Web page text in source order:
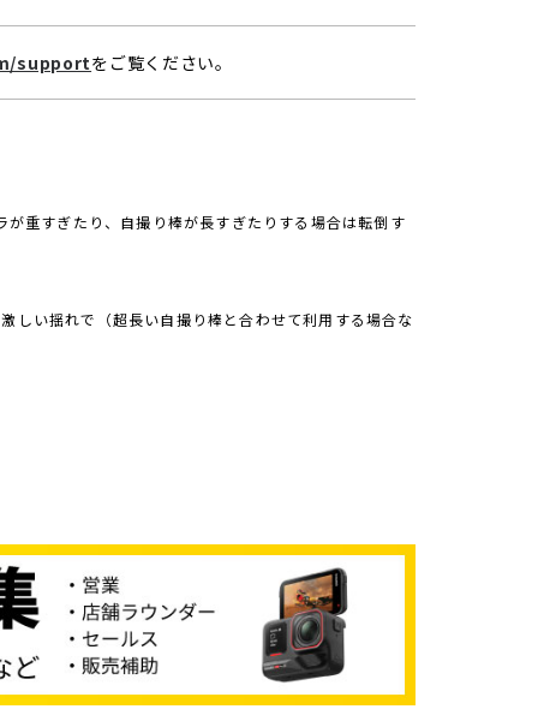
supportをご覧ください。
重すぎたり、自撮り棒が長すぎたりする場合は転倒す
しい揺れで（超長い自撮り棒と合わせて利用する場合な